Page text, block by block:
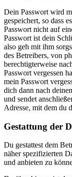
Dein Passwort wird
gespeichert, so dass
Passwort nicht auf
Passwort ist dein
also geh mit ihm
des Betreibers, von
berechtigterweise
Passwort vergessen
mein Passwort
dich dann nach
und sendet
Adresse, mit dem du
Gestattung der
Du gestattest dem
näher spezifizierten
und anbieten zu